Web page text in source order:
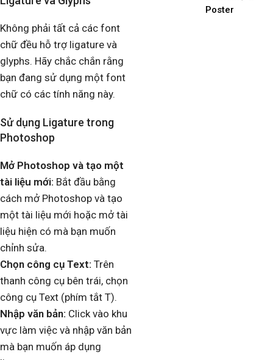
Không phải tất cả các font
chữ đều hỗ trợ ligature và
glyphs. Hãy chắc chắn rằng
bạn đang sử dụng một font
chữ có các tính năng này.
Sử dụng Ligature trong
Photoshop
Mở Photoshop và tạo một
tài liệu mới: Bắt đầu bằng
cách mở Photoshop và tạo
một tài liệu mới hoặc mở tài
liệu hiện có mà bạn muốn
chỉnh sửa.
Chọn công cụ Text: Trên
thanh công cụ bên trái, chọn
công cụ Text (phím tắt T).
Nhập văn bản: Click vào khu
vực làm việc và nhập văn bản
mà bạn muốn áp dụng
Poster